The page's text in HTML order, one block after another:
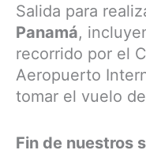
Salida para
Panamá,
recorrido por el
Aeropuerto
tomar el vuelo
Fin de nuestros